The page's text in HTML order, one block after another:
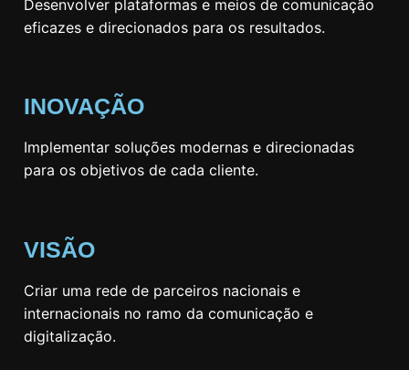
Desenvolver plataformas e meios de comunicação
eficazes e direcionados para os resultados.
INOVAÇÃO
Implementar soluções modernas e direcionadas
para os objetivos de cada cliente.
VISÃO
Criar uma rede de parceiros nacionais e
internacionais no ramo da comunicação e
digitalização.